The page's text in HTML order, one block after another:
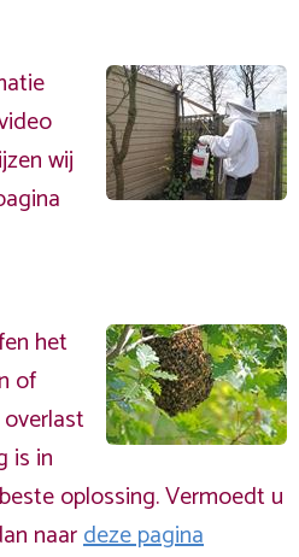
wij
het
of
is in
oplossing. Vermoedt u
naardeze pagina